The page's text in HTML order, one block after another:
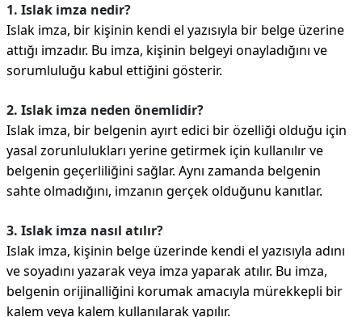
1. Islak imza nedir?
Islak imza, bir kişinin kendi el yazısıyla bir belge üzerine
attığı imzadır. Bu imza, kişinin belgeyi onayladığını ve
sorumluluğu kabul ettiğini gösterir.
2. Islak imza neden önemlidir?
Islak imza, bir belgenin ayırt edici bir özelliği olduğu için
yasal zorunlulukları yerine getirmek için kullanılır ve
belgenin geçerliliğini sağlar. Aynı zamanda belgenin
sahte olmadığını, imzanın gerçek olduğunu kanıtlar.
3. Islak imza nasıl atılır?
Islak imza, kişinin belge üzerinde kendi el yazısıyla adını
ve soyadını yazarak veya imza yaparak atılır. Bu imza,
belgenin orijinalliğini korumak amacıyla mürekkepli bir
kalem veya kalem kullanılarak yapılır.